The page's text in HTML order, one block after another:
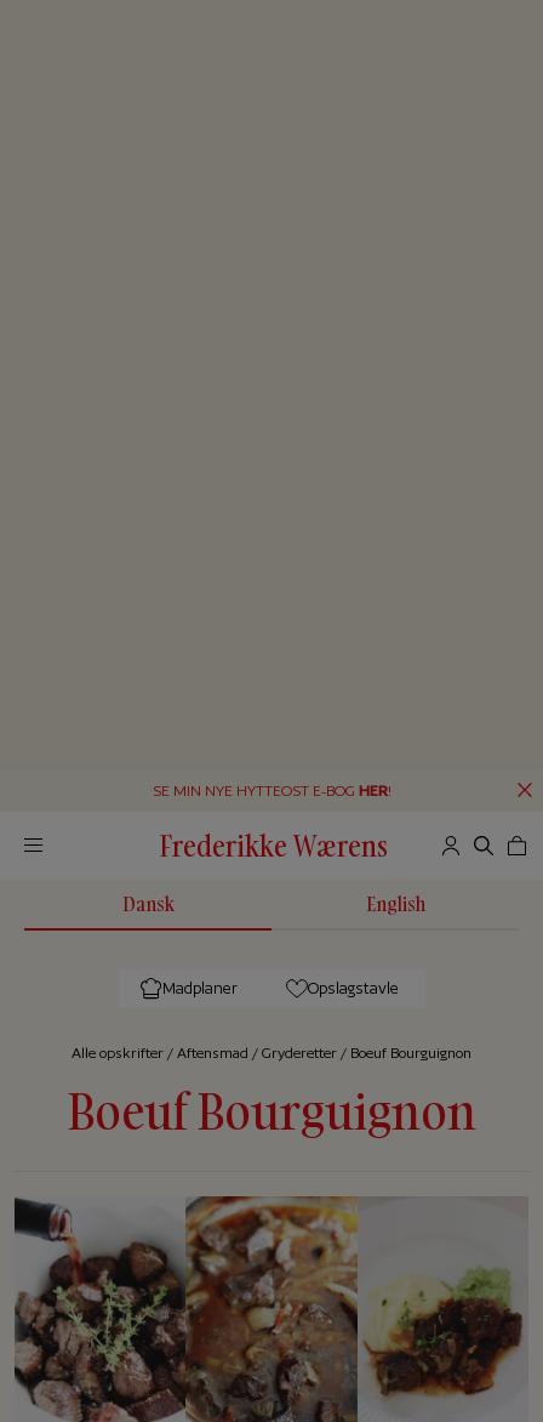
SE MIN NYE HYTTEOST E-BOG HER!
Frederikke Wærens
Dansk English
Madplaner Opslagstavle
Alle op­skrif­ter / Aftensmad / Gryderetter / Boeuf Bourguignon
Boeuf Bourguignon